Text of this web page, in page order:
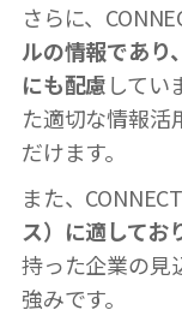
さらに、
ルの情報であり
にも配慮してい
た適切な情報活
だけます。
また、
ス）に適してお
持った企業の見
強みです。